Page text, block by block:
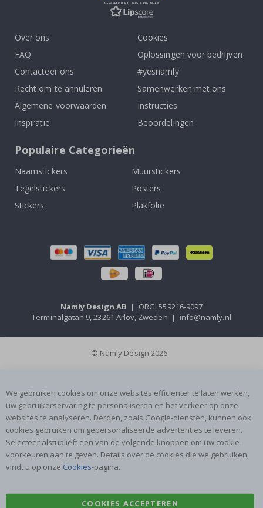
GEBASEERD OP 1034 BEOORDELINGEN
Over ons
FAQ
Contacteer ons
Recht om te annuleren
Algemene voorwaarden
Inspiratie
Cookies
Oplossingen voor bedrijven
#yesnamly
Samenwerken met ons
Instructies
Beoordelingen
Populaire Categorieën
Naamstickers
Muurstickers
Tegelstickers
Posters
Stickers
Plakfolie
Namly Design AB | ORG: 559216-9097
Terminalgatan 9, 23261 Arlöv, Zweden | info@namly.nl
© Namly Design 2026
We gebruiken cookies om onze websites efficiënter te laten werken,
uw gebruikerservaring te personaliseren en het verkeer op onze
websites te analyseren. Derden, zoals Google-diensten, kunnen ook
cookies gebruiken om gepersonaliseerde advertenties te leveren.
Selecteer alstublieft een van de volgende knoppen om uw cookie-
voorkeuren aan te geven. Details over de cookies die we gebruiken,
vindt u op onze Cookies-pagina.
COOKIES ACCEPTEREN